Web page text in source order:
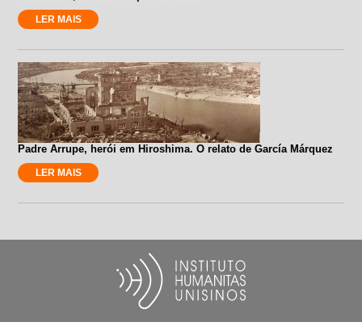
LER MAIS
Padre Arrupe, herói em Hiroshima. O relato de García Márquez
LER MAIS